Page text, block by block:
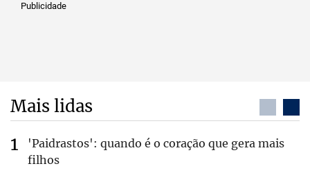
Publicidade
Mais lidas
'Paidrastos': quando é o coração que gera mais
filhos